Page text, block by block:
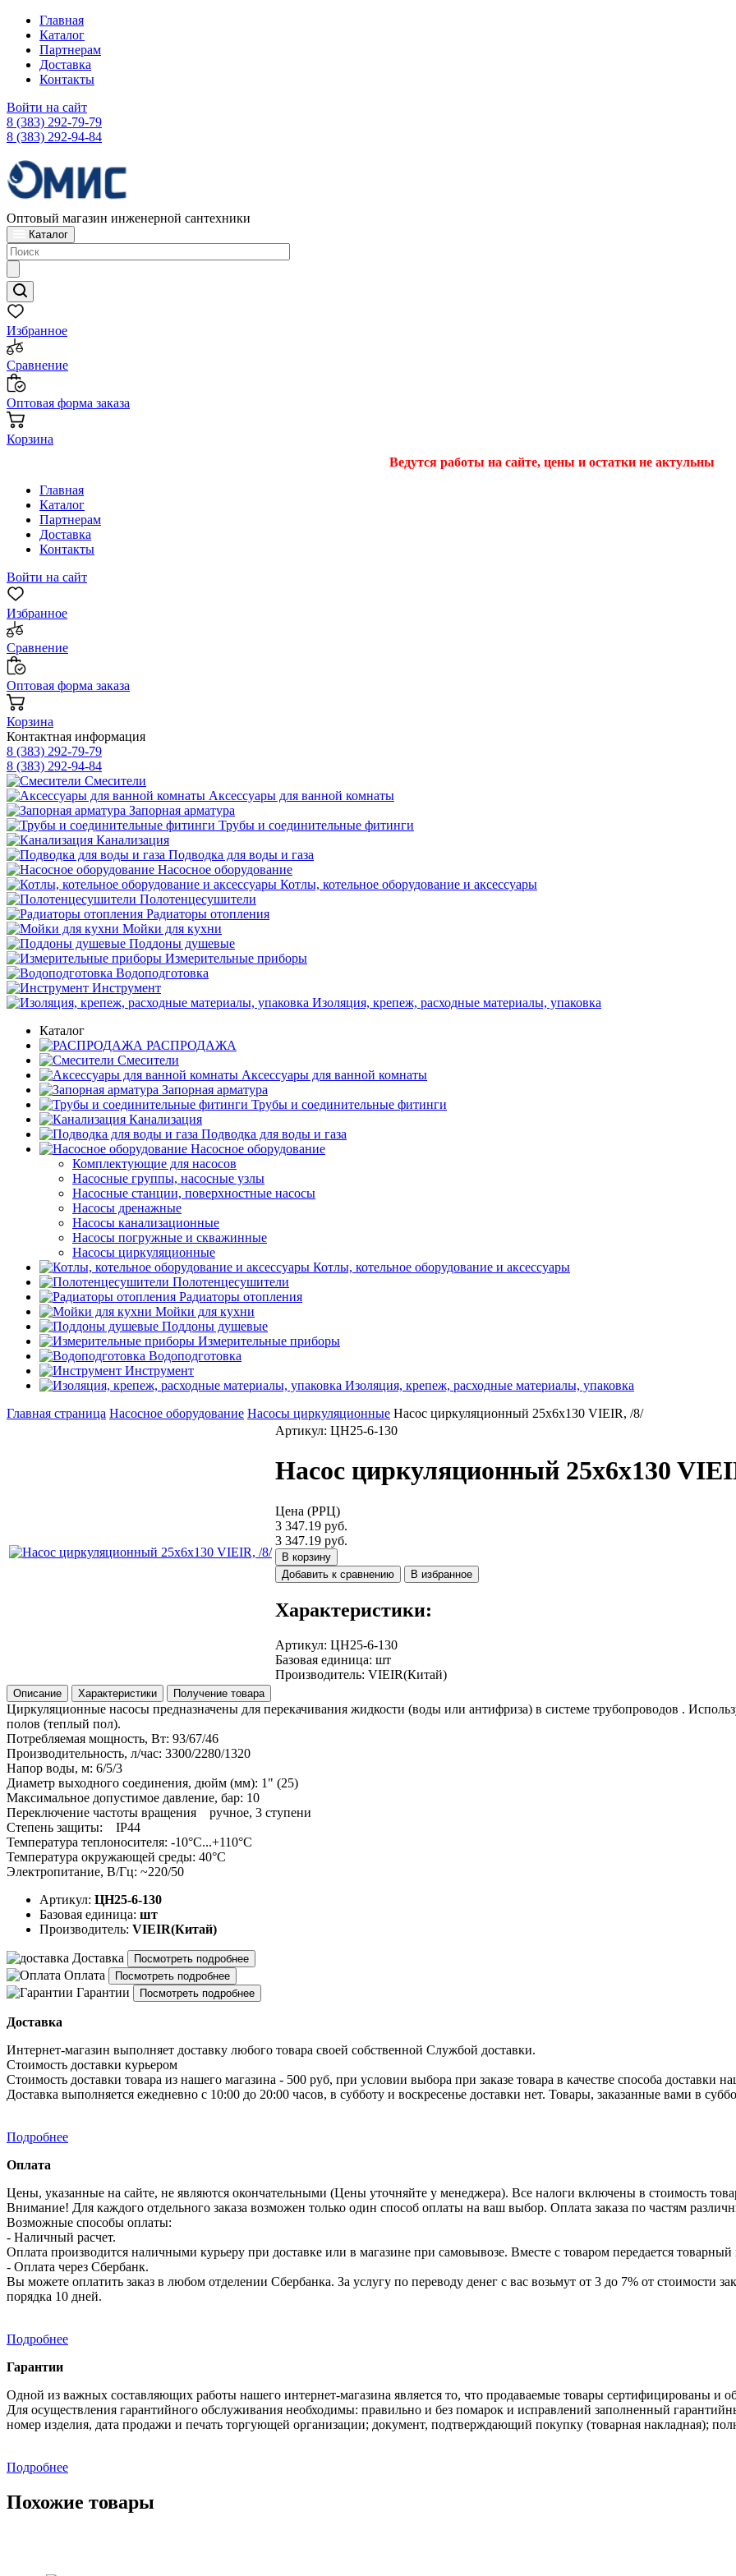
Главная
Каталог
Партнерам
Доставка
Контакты
Войти на сайт
8 (383) 292-79-79
8 (383) 292-94-84
Оптовый магазин инженерной сантехники
Каталог
Избранное
Сравнение
Оптовая форма заказа
Корзина
Ведутся работы на сайте, цены и остатки не актульны
Главная
Каталог
Партнерам
Доставка
Контакты
Войти на сайт
Избранное
Сравнение
Оптовая форма заказа
Корзина
Контактная информация
8 (383) 292-79-79
8 (383) 292-94-84
Смесители
Аксессуары для ванной комнаты
Запорная арматура
Трубы и соединительные фитинги
Канализация
Подводка для воды и газа
Насосное оборудование
Котлы, котельное оборудование и аксессуары
Полотенцесушители
Радиаторы отопления
Мойки для кухни
Поддоны душевые
Измерительные приборы
Водоподготовка
Инструмент
Изоляция, крепеж, расходные материалы, упаковка
Каталог
РАСПРОДАЖА
Смесители
Аксессуары для ванной комнаты
Запорная арматура
Трубы и соединительные фитинги
Канализация
Подводка для воды и газа
Насосное оборудование
Комплектующие для насосов
Насосные группы, насосные узлы
Насосные станции, поверхностные насосы
Насосы дренажные
Насосы канализационные
Насосы погружные и скважинные
Насосы циркуляционные
Котлы, котельное оборудование и аксессуары
Полотенцесушители
Радиаторы отопления
Мойки для кухни
Поддоны душевые
Измерительные приборы
Водоподготовка
Инструмент
Изоляция, крепеж, расходные материалы, упаковка
Главная страница Насосное оборудование Насосы циркуляционные Насос циркуляционный 25x6x130 VIEIR, /8/
Артикул: ЦН25-6-130
Насос циркуляционный 25x6x130
Цена (РРЦ)
3 347.19 руб.
3 347.19 руб.
В корзину
Добавить к сравнению
В избранное
Характеристики:
Артикул: ЦН25-6-130
Базовая единица: шт
Производитель: VIEIR(Китай)
Описание Характеристики Получение товара
Циркуляционные насосы предназначены для перекачивания жидкости (воды или антифриза) в системе трубопроводов .
полов (теплый пол).
Потребляемая мощность, Вт: 93/67/46
Производительность, л/час: 3300/2280/1320
Напор воды, м: 6/5/3
Диаметр выходного соединения, дюйм (мм): 1" (25)
Максимальное допустимое давление, бар: 10
Переключение частоты вращения ручное, 3 ступени
Степень защиты: IP44
Температура теплоносителя: -10°C...+110°C
Температура окружающей среды: 40°C
Электропитание, В/Гц: ~220/50
Артикул: ЦН25-6-130
Базовая единица: шт
Производитель: VIEIR(Китай)
Доставка Посмотреть подробнее
Оплата Посмотреть подробнее
Гарантии Посмотреть подробнее
Доставка
Интернет-магазин выполняет доставку любого товара своей собственной Службой доставки.
Стоимость доставки курьером
Стоимость доставки товара из нашего магазина - 500 руб, при условии выбора при заказе товара в качестве способа доставки
Доставка выполняется ежедневно с 10:00 до 20:00 часов, в субботу и воскресенье доставки нет. Товары, заказанные вами в
Подробнее
Оплата
Цены, указанные на сайте, не являются окончательными (Цены уточняйте у менеджера). Все налоги включены в стоимость
Внимание! Для каждого отдельного заказа возможен только один способ оплаты на ваш выбор. Оплата заказа по частям
Возможные способы оплаты:
- Наличный расчет.
Оплата производится наличными курьеру при доставке или в магазине при самовывозе. Вместе с товаром передается
- Оплата через Сбербанк.
Вы можете оплатить заказ в любом отделении Сбербанка. За услугу по переводу денег с вас возьмут от 3 до 7% от стоимости
порядка 10 дней.
Подробнее
Гарантии
Одной из важных составляющих работы нашего интернет-магазина является то, что продаваемые товары сертифицированы и
Для осуществления гарантийного обслуживания необходимы: правильно и без помарок и исправлений заполненный
номер изделия, дата продажи и печать торгующей организации; документ, подтверждающий покупку (товарная накладная);
Подробнее
Похожие товары